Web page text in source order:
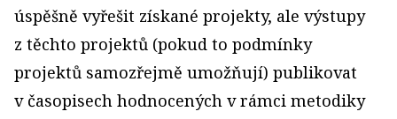
úspěšně vyřešit získané projekty, ale výstupy
z těchto projektů (pokud to podmínky
projektů samozřejmě umožňují) publikovat
v časopisech hodnocených v rámci metodiky